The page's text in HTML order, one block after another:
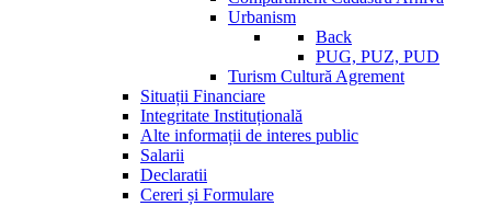
Urbanism
Back
PUG, PUZ, PUD
Turism Cultură Agrement
Situații Financiare
Integritate Instituțională
Alte informații de interes public
Salarii
Declaratii
Cereri și Formulare